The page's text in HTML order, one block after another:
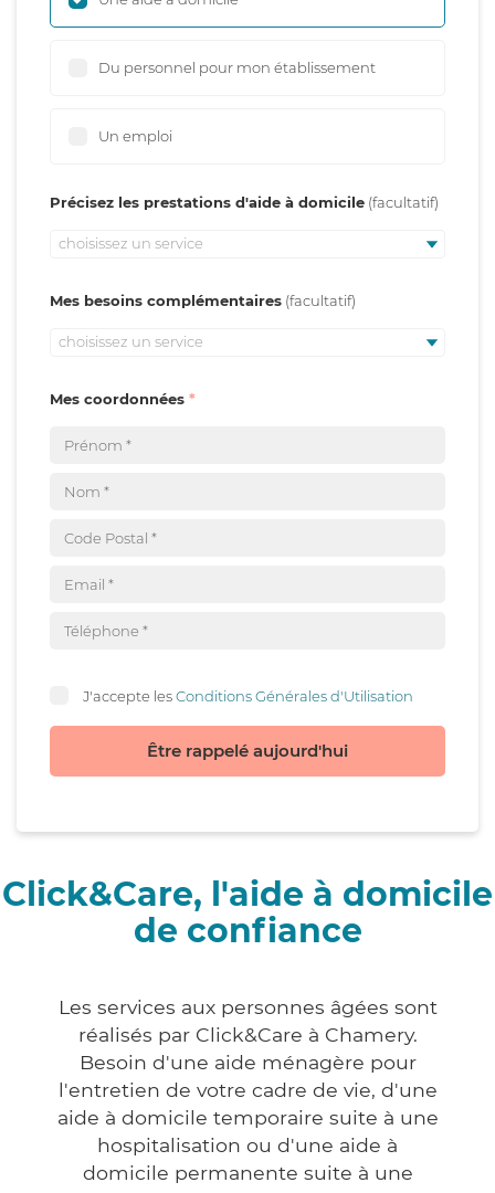
Du personnel pour mon établissement
Un emploi
Précisez les prestations d'aide à domicile
choisissez un service
Mes besoins complémentaires
choisissez un service
Mes coordonnées
J'accepte lesConditions Générales d'Utilisation
Être rappelé aujourd'hui
Click&Care, l'aide à domicile
de confiance
Les services aux personnes âgées sont
réalisés par Click&Care à Chamery.
Besoin d'une aide ménagère pour
l'entretien de votre cadre de vie, d'une
aide à domicile temporaire suite à une
hospitalisation ou d'une aide à
domicile permanente suite à une